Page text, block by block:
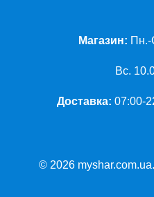
Магазин: Пн.-
Вс.
Доставка: 07:00-
© 2026